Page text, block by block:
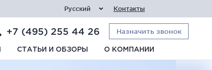
Русский Контакты
+7 (495) 255 44 26 Назначить звонок
СТАТЬИ И ОБЗОРЫ О КОМПАНИИ